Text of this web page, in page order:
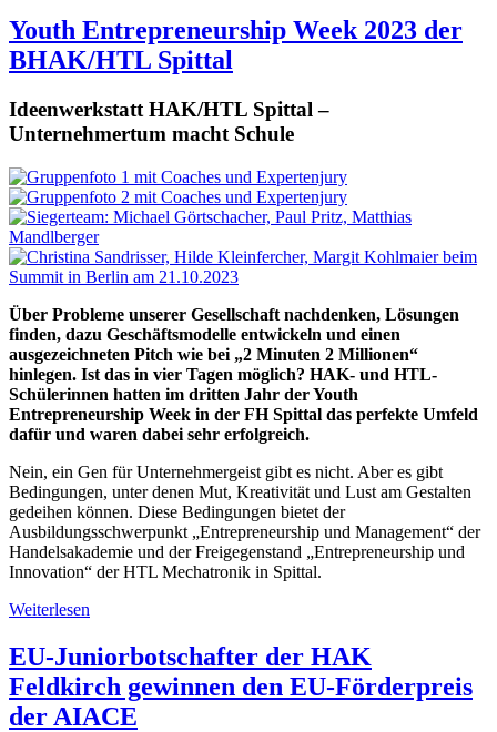
Youth Entrepreneurship Week 2023 der
BHAK/HTL Spittal
Ideenwerkstatt HAK/HTL Spittal –
Unternehmertum macht Schule
Über Probleme unserer Gesellschaft nachdenken, Lösungen
finden, dazu Geschäftsmodelle entwickeln und einen
ausgezeichneten Pitch wie bei „2 Minuten 2 Millionen“
hinlegen. Ist das in vier Tagen möglich? HAK- und HTL-
Schülerinnen hatten im dritten Jahr der Youth
Entrepreneurship Week in der FH Spittal das perfekte Umfeld
dafür und waren dabei sehr erfolgreich.
Nein, ein Gen für Unternehmergeist gibt es nicht. Aber es gibt
Bedingungen, unter denen Mut, Kreativität und Lust am Gestalten
gedeihen können. Diese Bedingungen bietet der
Ausbildungsschwerpunkt „Entrepreneurship und Management“ der
Handelsakademie und der Freigegenstand „Entrepreneurship und
Innovation“ der HTL Mechatronik in Spittal.
Weiterlesen
EU-Juniorbotschafter der HAK
Feldkirch gewinnen den EU-Förderpreis
der AIACE